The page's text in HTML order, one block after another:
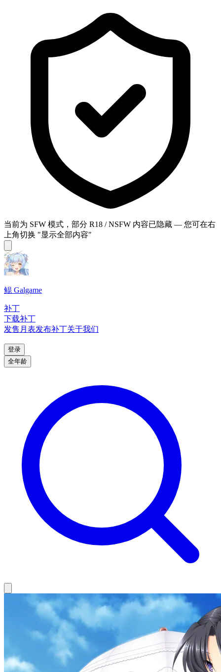
当前为 SFW 模式，部分 R18 / NSFW 内容已隐藏 — 您可在右
上角切换 "显示全部内容"
鲲 Galgame
补丁
下载补丁
发售月表发布补丁关于我们
登录
全年龄